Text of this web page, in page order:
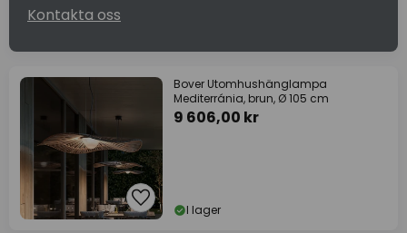
Kontakta oss
Bover Utomhushänglampa
Mediterránia, brun, Ø 105 cm
9 606,00 kr
I lager